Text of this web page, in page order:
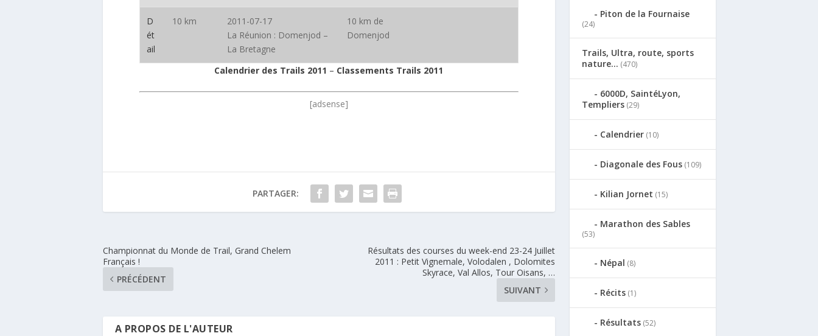
D
ét
ail
10 km
2011-07-17
La Réunion : Domenjod –
La Bretagne
10 km de
Domenjod
Calendrier des Trails 2011 – Classements Trails 2011
[adsense]
PARTAGER:
Championnat du Monde de Trail, Grand Chelem
Français !
PRÉCÉDENT
Résultats des courses du week-end 23-24 Juillet
2011 : Petit Vignemale, Volodalen , Dolomites
Skyrace, Val Allos, Tour Oisans, …
SUIVANT
A PROPOS DE L'AUTEUR
Piton de la Fournaise
(24)
Trails, Ultra, route, sports
nature… (470)
6000D, SaintéLyon,
Templiers(29)
Calendrier(10)
Diagonale des Fous(109)
Kilian Jornet (15)
Marathon des Sables
(53)
Népal (8)
Récits(1)
Résultats(52)